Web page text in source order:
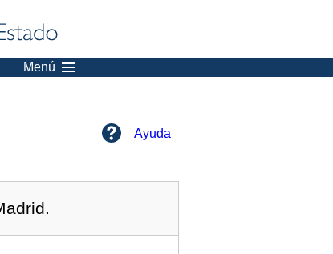
Menú
Ayuda